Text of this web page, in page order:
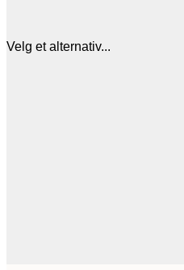
Velg et alternativ...